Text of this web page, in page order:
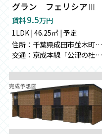
グラン フェリシアⅢ
賃料9.5万円
1LDK | 46.25㎡ | 予定
住所：千葉県成田市並木町１３６-２８
交通：京成本線「公津の杜」駅 徒歩27分